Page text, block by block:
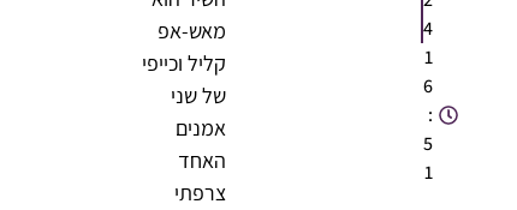
4
1
6
:
5
1
מאש-אפ
קליל וכייפי
של שני
אמנים
האחד
צרפתי